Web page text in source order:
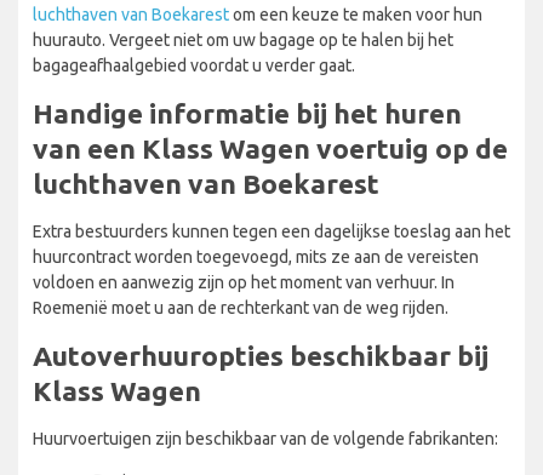
luchthaven van Boekarestom een keuze te maken voor hun
huurauto. Vergeet niet om uw bagage op te halen bij het
bagageafhaalgebied voordat u verder gaat.
Handige informatie bij het huren
van een Klass Wagen voertuig op de
luchthaven van Boekarest
Extra bestuurders kunnen tegen een dagelijkse toeslag aan het
huurcontract worden toegevoegd, mits ze aan de vereisten
voldoen en aanwezig zijn op het moment van verhuur. In
Roemenië moet u aan de rechterkant van de weg rijden.
Autoverhuuropties beschikbaar bij
Klass Wagen
Huurvoertuigen zijn beschikbaar van de volgende fabrikanten: